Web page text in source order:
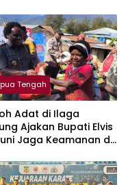
Tengah
Adat di Ilaga
Ajakan Bupati Elvis
Jaga Keamanan di